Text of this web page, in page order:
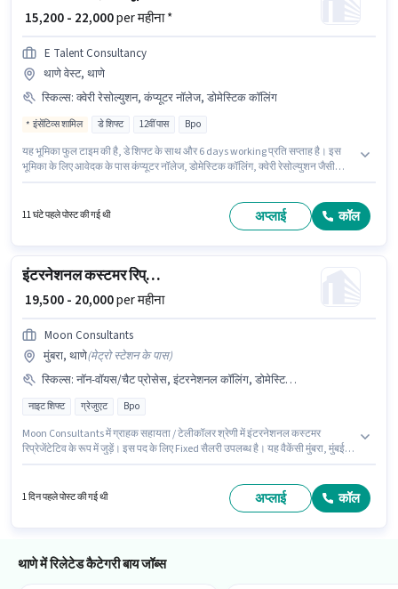
₹ 15,200 - 22,000per महीना *
E Talent Consultancy
थाणे वेस्ट, थाणे
स्किल्स: क्वेरी रेसोल्युशन, कंप्यूटर नॉलेज, डोमेस्टिक कॉलिंग
इंसेंटिव्स शामिल डे शिफ्ट 12वीं पास Bpo
यह भूमिका फुल टाइम की है, डे शिफ्ट के साथ और 6 days working प्रति सप्ताह है। इस
भूमिका के लिए आवेदक के पास कंप्यूटर नॉलेज, डोमेस्टिक कॉलिंग, क्वेरी रेसोल्युशन जैसी
के अनुसार दिए जा सकते हैं। आवेदकों के पास कम से कम 12वीं पास डिग्री या सर्टिफिकेट होना
चाहिए। इस पद के लिए Fixed + Incentives सैलरी उपलब्ध है।
11 घंटे पहले पोस्ट की गई थी अप्लाई कॉल
इंटरनेशनल कस्टमर रिप्रेजेंटेटिव
₹ 19,500 - 20,000per महीना
Moon Consultants
मुंबरा, थाणे(मेट्रो स्टेशन के पास)
स्किल्स: नॉन-वॉयस/चैट प्रोसेस, इंटरनेशनल कॉलिंग, डोमेस्टिक कॉलिंग
नाइट शिफ्ट ग्रेजुएट Bpo
Moon Consultants में ग्राहक सहायता / टेलीकॉलर श्रेणी में इंटरनेशनल कस्टमर
रिप्रेजेंटेटिव के रूप में जुड़ें। इस पद के लिए Fixed सैलरी उपलब्ध है। यह वैकेंसी मुंबरा, मुंबई में
लिए उम्मीदवार के पास डोमेस्टिक कॉलिंग, इंटरनेशनल कॉलिंग, नॉन-वॉयस/चैट प्रोसेस होना
1 दिन पहले पोस्ट की गई थी अप्लाई कॉल
थाणे में रिलेटेड कैटेगरी बाय जॉब्स